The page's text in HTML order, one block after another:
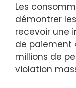
Les
démontrer
recevoir une
de paiement
millions de
violation